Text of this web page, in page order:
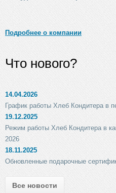
Подробнее о компании
Что нового?
14.04.2026
График работы Хлеб Кондитера в
19.12.2025
Режим работы Хлеб Кондитера в
2026
18.11.2025
Обновленные подарочные
Все новости